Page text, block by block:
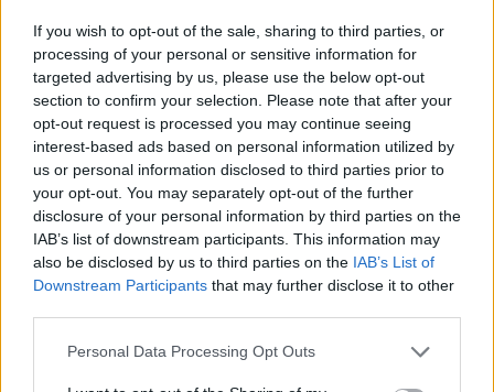
If you wish to opt-out of the sale, sharing to third parties, or
processing of your personal or sensitive information for
targeted advertising by us, please use the below opt-out
section to confirm your selection. Please note that after your
opt-out request is processed you may continue seeing
interest-based ads based on personal information utilized by
us or personal information disclosed to third parties prior to
your opt-out. You may separately opt-out of the further
disclosure of your personal information by third parties on the
IAB’s list of downstream participants. This information may
also be disclosed by us to third parties on the IAB’s List of
Downstream Participants that may further disclose it to other
Personal Data Processing Opt Outs
κατασκευάσει αυτοκίνητα σε αμερικανικό
έδαφος. Για όσους στη δεξιά υποστήριξαν τους
δασμούς ως μέσο πίεσης κατά της Κίνας, αυτό
φαίνεται αυτοκαταστροφικό. Σε άρθρο γνώμης
στους New York Times την περασμένη
εβδομάδα, ο Κας χαρακτήρισε τις αναφορές για
σχέδια της Κίνας να επενδύσει 1
τρισεκατομμύριο δολάρια στις Ηνωμένες
Πολιτείες ως «αβίαστο σφάλμα
παγκοσμιοϊστορικών διαστάσεων».
Εγγραφή στο newsletter